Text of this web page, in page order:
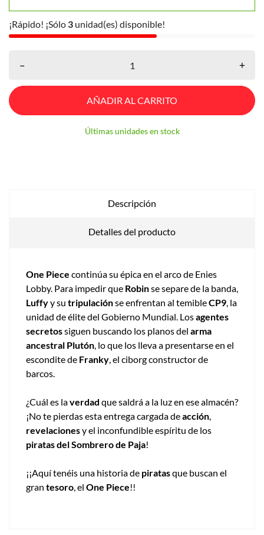
¡Rápido! ¡Sólo 3 unidad(es) disponible!
– +
AÑADIR AL CARRITO
Últimas unidades en stock
Descripción
Detalles del producto
One Piece continúa su épica en el arco de Enies
Lobby. Para impedir que Robinse separe de la banda,
Luffyy su tripulaciónse enfrentan al temibleCP9, la
unidad de élite del Gobierno Mundial. Losagentes
secretossiguen buscando los planos del arma
ancestral Plutón, lo que los lleva a presentarse en el
escondite de Franky, el ciborg constructor de
barcos.
¿Cuál es laverdad que saldrá a la luz en ese almacén?
¡No te pierdas esta entrega cargada deacción,
revelacionesy el inconfundible espíritu de los
piratas del Sombrero de Paja!
¡¡Aquí tenéis una historia de piratasque buscan el
gran tesoro, el One Piece!!